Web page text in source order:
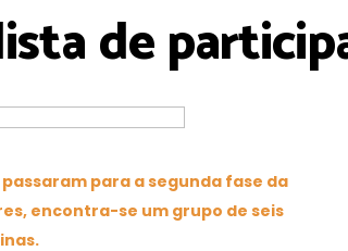
de
passaram para a segunda fase da
encontra-se um grupo de seis